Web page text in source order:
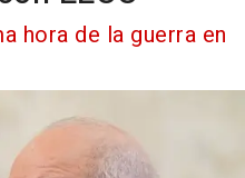
hora de la guerra en